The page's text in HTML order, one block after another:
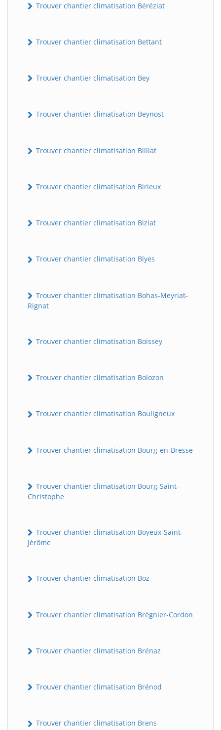
Trouver chantier climatisation Béréziat
Trouver chantier climatisation Bettant
Trouver chantier climatisation Bey
Trouver chantier climatisation Beynost
Trouver chantier climatisation Billiat
Trouver chantier climatisation Birieux
Trouver chantier climatisation Biziat
Trouver chantier climatisation Blyes
Trouver chantier climatisation Bohas-Meyriat-
Rignat
Trouver chantier climatisation Boissey
Trouver chantier climatisation Bolozon
Trouver chantier climatisation Bouligneux
Trouver chantier climatisation Bourg-en-Bresse
Trouver chantier climatisation Bourg-Saint-
Christophe
Trouver chantier climatisation Boyeux-Saint-
Jérôme
Trouver chantier climatisation Boz
Trouver chantier climatisation Brégnier-Cordon
Trouver chantier climatisation Brénaz
Trouver chantier climatisation Brénod
Trouver chantier climatisation Brens